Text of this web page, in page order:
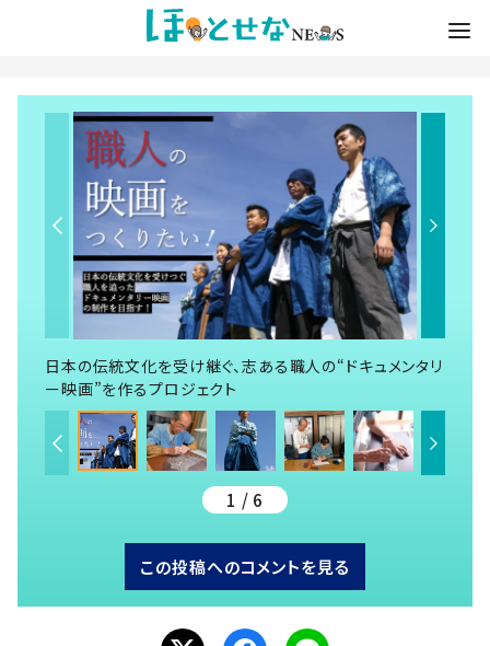
日本の伝統文化を受け継ぐ、志ある職人の“ドキュメンタリ
ー映画”を作るプロジェクト
1 / 6
この投稿へのコメントを見る